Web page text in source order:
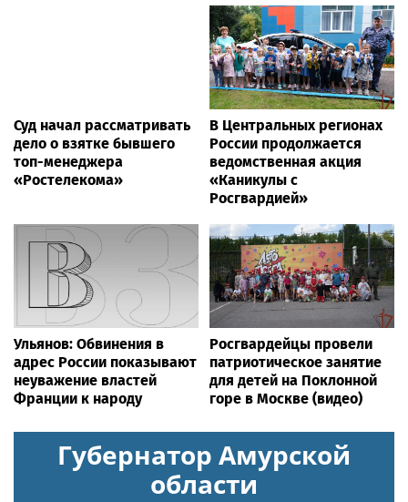
Суд начал рассматривать
дело о взятке бывшего
топ-менеджера
«Ростелекома»
В Центральных регионах
России продолжается
ведомственная акция
«Каникулы с
Росгвардией»
Ульянов: Обвинения в
адрес России показывают
неуважение властей
Франции к народу
Росгвардейцы провели
патриотическое занятие
для детей на Поклонной
горе в Москве (видео)
Губернатор Амурской
области